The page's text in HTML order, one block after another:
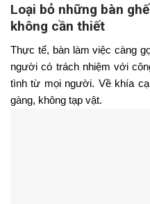
Loại bỏ những bàn
không cần thiết
Thực tế, bàn làm việc càng
người có trách nhiệm với
tình từ mọi người. Về khía
gàng, không tạp vật.